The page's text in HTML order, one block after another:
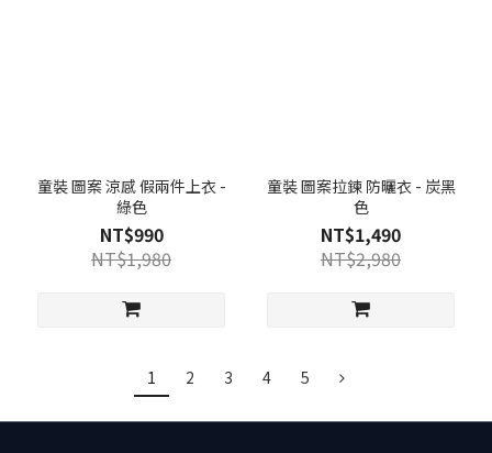
童裝 圖案 涼感 假兩件上衣 -
綠色
NT$990
NT$1,980
童裝 圖案拉鍊 防曬衣 - 炭黑
色
NT$1,490
NT$2,980
1 2 3 4 5